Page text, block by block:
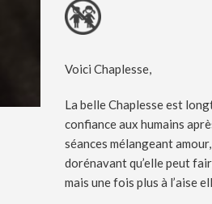
Voici Chaplesse,
La belle Chaplesse est
confiance aux humains
séances mélangeant
dorénavant qu’elle peut
mais une fois plus à l’aise